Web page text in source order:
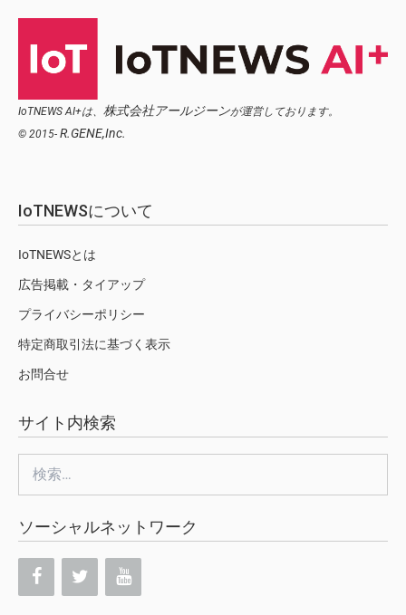
IoTNEWS AI+は、 株式会社アールジーンが運営しております。
© 2015- R.GENE,Inc.
IoTNEWSについて
IoTNEWSとは
広告掲載・タイアップ
プライバシーポリシー
特定商取引法に基づく表示
お問合せ
サイト内検索
索:
ソーシャルネットワーク